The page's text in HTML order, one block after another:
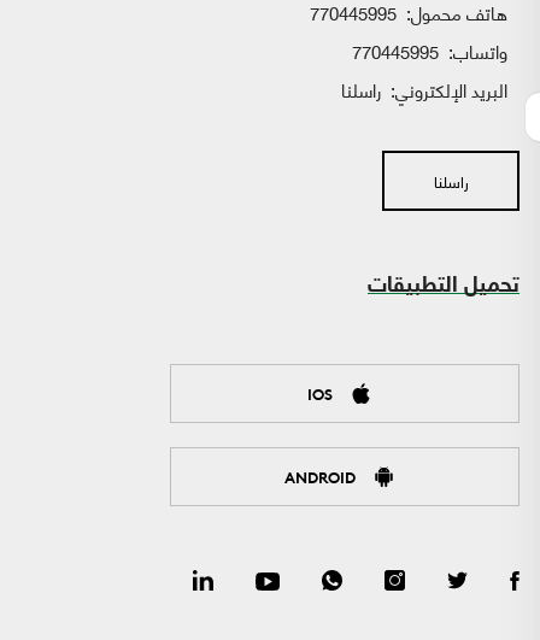
هاتف محمول: 770445995
واتساب:
البريد الإلكتروني: راسلنا
راسلنا
تحميل التطبيقات
IOS
ANDROID